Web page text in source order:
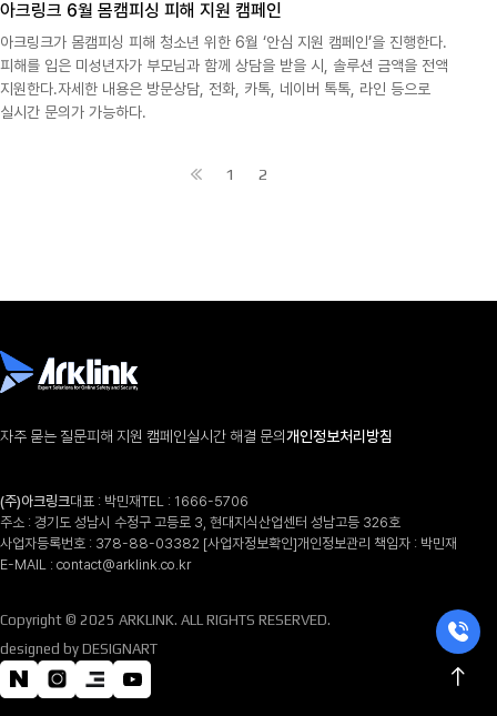
아크링크 6월 몸캠피싱 피해 지원 캠페인
아크링크가 몸캠피싱 피해 청소년 위한 6월 ‘안심 지원 캠페인’을 진행한다.
피해를 입은 미성년자가 부모님과 함께 상담을 받을 시, 솔루션 금액을 전액
지원한다.자세한 내용은 방문상담, 전화, 카톡, 네이버 톡톡, 라인 등으로
실시간 문의가 가능하다.
1 2
자주 묻는 질문피해 지원 캠페인실시간 해결 문의개인정보처리방침
(주)아크링크대표 : 박민재TEL : 1666-5706
주소 : 경기도 성남시 수정구 고등로 3, 현대지식산업센터 성남고등 326호
사업자등록번호 : 378-88-03382 [사업자정보확인]개인정보관리 책임자 : 박민재
E-MAIL : contact@arklink.co.kr
Copyright © 2025 ARKLINK. ALL RIGHTS RESERVED.
designed by DESIGNART